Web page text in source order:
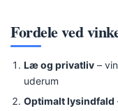
Fordele ved
Læ og privatliv–
uderum
Optimalt lysindfald